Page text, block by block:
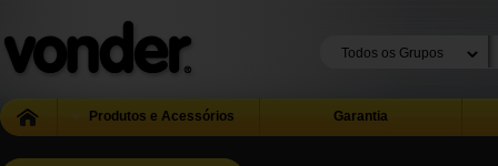
Produtos e Acessórios Garantia